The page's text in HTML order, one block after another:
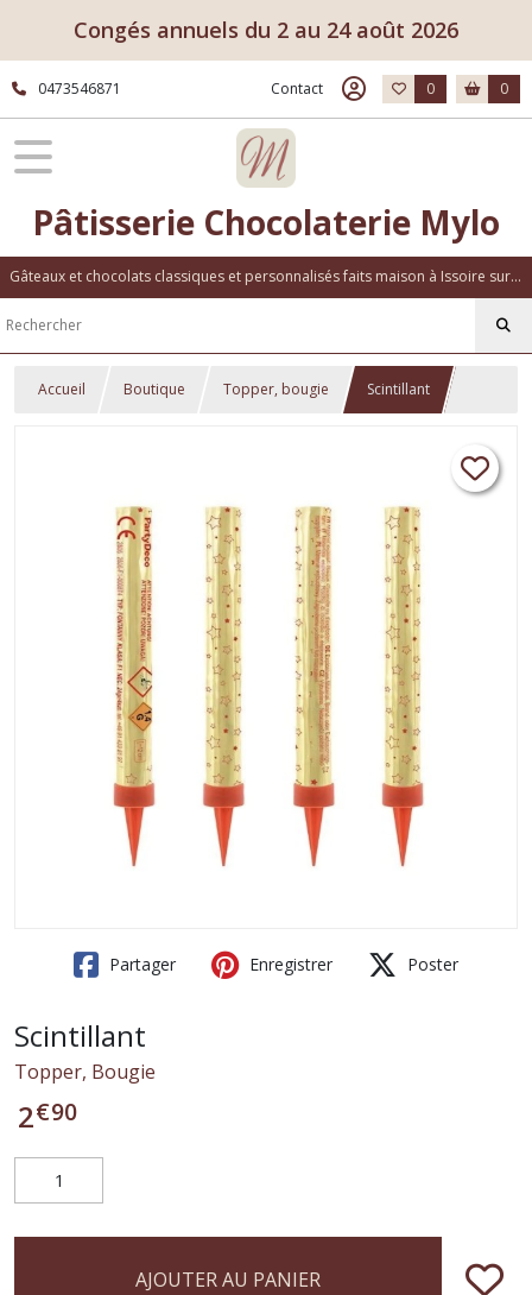
Congés annuels du 2 au 24 août 2026
0473546871 Contact 0 0
Pâtisserie Chocolaterie Mylo
Gâteaux et chocolats classiques et personnalisés faits maison à Issoire sur place ou à emporter
Accueil Boutique Topper, bougie Scintillant
Partager Enregistrer Poster
Scintillant
Topper, Bougie
2€90
AJOUTER AU PANIER